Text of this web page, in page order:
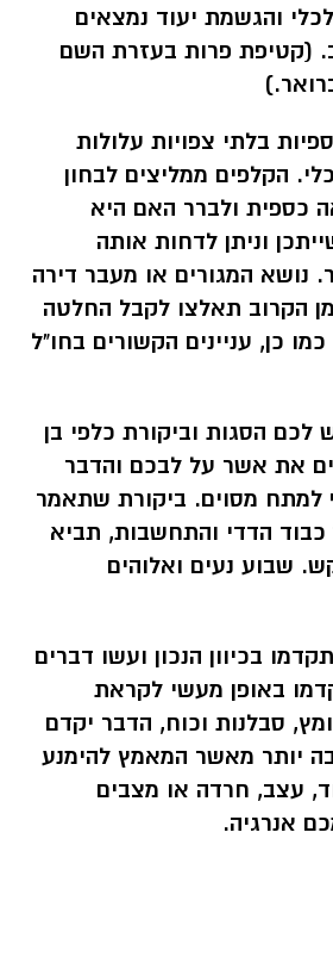
והגשמת יעוד נמצאים
(קטיפת פרות בעזרת השם
בלתי צפויות עלולות
הקלפים ממליצים לבחון
כספית ולברר האם היא
וניתן לדחות אותה
נושא המגורים או מעבר דירה
הקרוב תאלצו לקבל החלטה
כן, עניינים הקשורים בחו"ל
לכם הסגות וביקורת כלפי בן
את אשר על לבכם והדבר
למתח מסוים. ביקורת שתאמר
כבוד הדדי והתחשבות, תביא
שבוע נעים ואלוהים
בכיוון הנכון ועשו דברים
באופן מעשי לקראת
סבלנות וכוח, הדבר יקדם
יותר מאשר המאמץ להימנע
עצב, חרדה או מצבים
אנרגיה.